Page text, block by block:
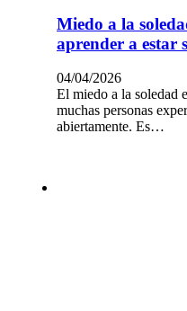
Miedo a la
aprender a estar
04/04/2026
El miedo a la soledad
muchas personas
abiertamente. Es…